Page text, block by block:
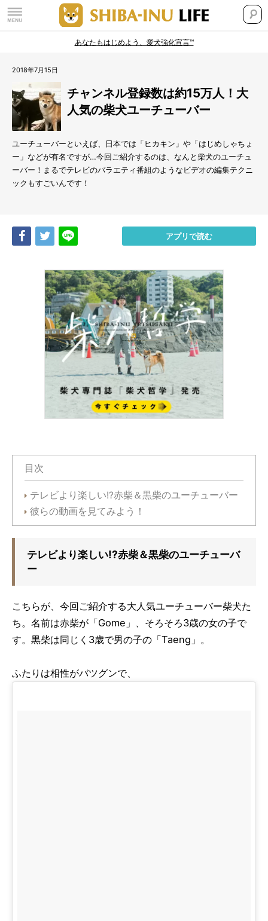
あなたもはじめよう、愛犬強化宣言™
2018年7月15日
チャンネル登録数は約15万人！大
人気の柴犬ユーチューバー
ユーチューバーといえば、日本では「ヒカキン」や「はじめしゃちょ
ー」などが有名ですが…今回ご紹介するのは、なんと柴犬のユーチュ
ーバー！まるでテレビのバラエティ番組のようなビデオの編集テクニ
ックもすごいんです！
Share Tweet アプリで読む
目次
テレビより楽しい!?赤柴＆黒柴のユーチューバー
彼らの動画を見てみよう！
テレビより楽しい!?赤柴＆黒柴のユーチューバ
ー
こちらが、今回ご紹介する大人気ユーチューバー柴犬た
ち。名前は赤柴が「Gome」、そろそろ3歳の女の子で
す。黒柴は同じく3歳で男の子の「Taeng」。
ふたりは相性がバツグンで、